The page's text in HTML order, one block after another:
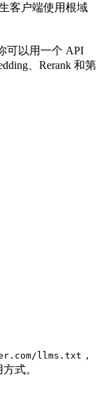
生客户端使用根域
可以用一个 API
、Rerank 和第
llms.txt ，
式。